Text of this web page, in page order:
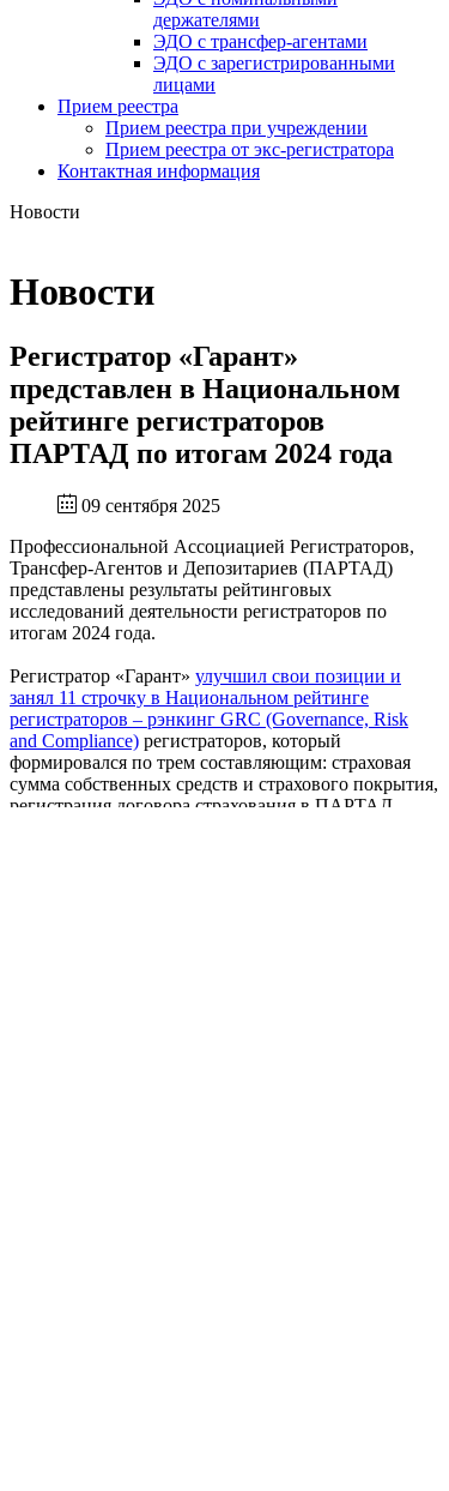
держателями
ЭДО с трансфер-агентами
ЭДО с зарегистрированными
лицами
Прием реестра
Прием реестра при учреждении
Прием реестра от экс-регистратора
Контактная информация
Новости
Новости
Регистратор «Гарант»
представлен в Национальном
рейтинге регистраторов
ПАРТАД по итогам 2024 года
09 сентября 2025
Профессиональной Ассоциацией Регистраторов,
Трансфер-Агентов и Депозитариев (ПАРТАД)
представлены результаты рейтинговых
исследований деятельности регистраторов по
итогам 2024 года.
Регистратор «Гарант» улучшил свои позиции и
занял 11 строчку в Национальном рейтинге
регистраторов – рэнкинг GRC (Governance, Risk
and Compliance) регистраторов, который
формировался по трем составляющим: страховая
сумма собственных средств и страхового покрытия,
регистрация договора страхования в ПАРТАД,